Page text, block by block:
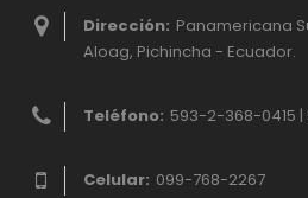
Dirección: Panamericana
Aloag, Pichincha - Ecuador.
Teléfono: 593-2-368-0415
Celular: 099-768-2267